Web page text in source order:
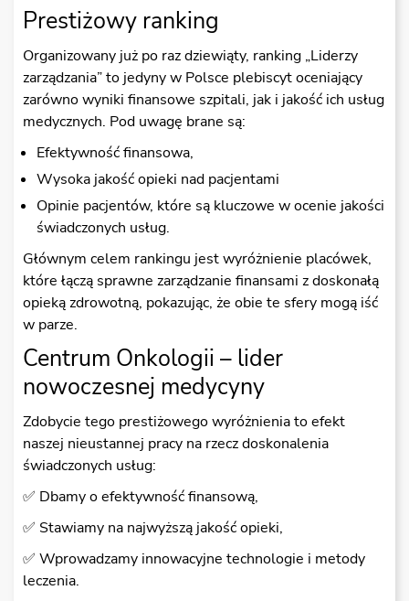
Prestiżowy ranking
Organizowany już po raz dziewiąty, ranking „Liderzy
zarządzania” to jedyny w Polsce plebiscyt oceniający
zarówno wyniki finansowe szpitali, jak i jakość ich usług
medycznych. Pod uwagę brane są:
Efektywność finansowa,
Wysoka jakość opieki nad pacjentami
Opinie pacjentów, które są kluczowe w ocenie jakości
świadczonych usług.
Głównym celem rankingu jest wyróżnienie placówek,
które łączą sprawne zarządzanie finansami z doskonałą
opieką zdrowotną, pokazując, że obie te sfery mogą iść
w parze.
Centrum Onkologii – lider
nowoczesnej medycyny
Zdobycie tego prestiżowego wyróżnienia to efekt
naszej nieustannej pracy na rzecz doskonalenia
świadczonych usług:
✅ Dbamy o efektywność finansową,
✅ Stawiamy na najwyższą jakość opieki,
✅ Wprowadzamy innowacyjne technologie i metody
leczenia.